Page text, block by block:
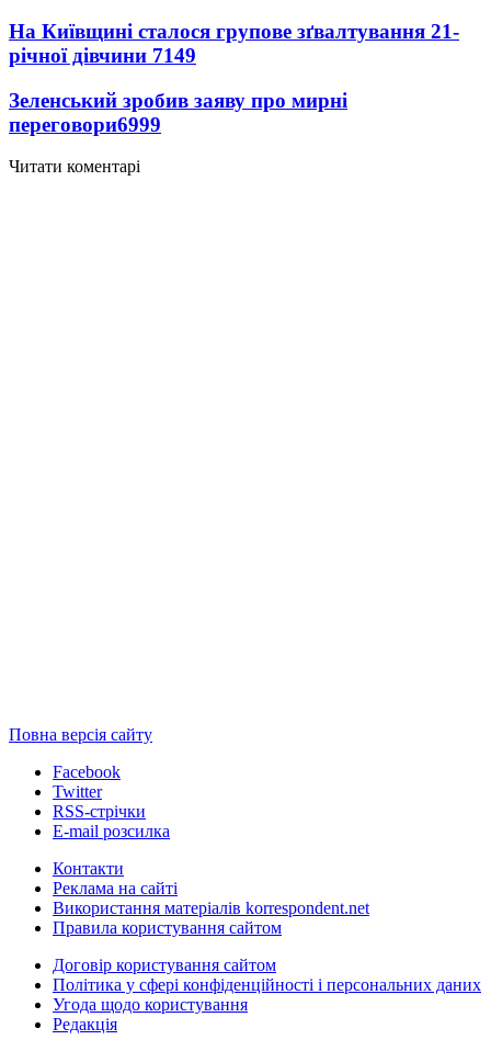
На Київщині сталося групове зґвалтування 21-
річної дівчини 7149
Зеленський зробив заяву про мирні
переговори6999
Читати коментарі
Повна версія сайту
Facebook
Twitter
RSS-стрічки
E-mail розсилка
Контакти
Реклама на сайті
Використання матеріалів korrespondent.net
Правила користування сайтом
Договір користування сайтом
Політика у сфері конфіденційності і персональних даних
Угода щодо користування
Редакція